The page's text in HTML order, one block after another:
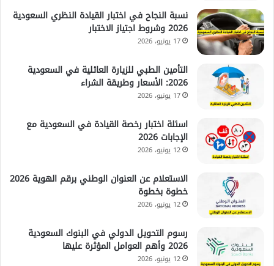
نسبة النجاح في اختبار القيادة النظري السعودية
2026 وشروط اجتياز الاختبار
17 يونيو، 2026
التأمين الطبي للزيارة العائلية في السعودية
2026: الأسعار وطريقة الشراء
17 يونيو، 2026
اسئلة اختبار رخصة القيادة في السعودية مع
الإجابات 2026
12 يونيو، 2026
الاستعلام عن العنوان الوطني برقم الهوية 2026
خطوة بخطوة
12 يونيو، 2026
رسوم التحويل الدولي في البنوك السعودية
2026 وأهم العوامل المؤثرة عليها
12 يونيو، 2026